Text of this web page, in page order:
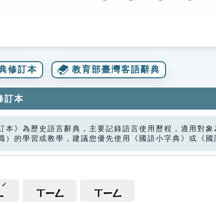
修訂本 教育部臺灣客語辭典
訂本
本》為歷史語言辭典，主要記錄語言使用歷程，適用對
）的學習或教學，建議您優先使用《國語小字典》或《國
ㄒㄧㄥ ㄒㄧㄥ